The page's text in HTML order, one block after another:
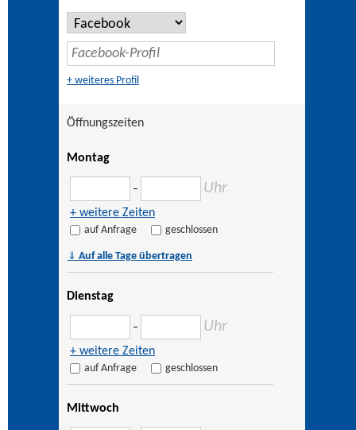
+ weiteres Profil
Öffnungszeiten
Montag
– Uhr
+ weitere Zeiten
auf Anfrage geschlossen
⇓ Auf alle Tage übertragen
Dienstag
– Uhr
+ weitere Zeiten
auf Anfrage geschlossen
Mittwoch